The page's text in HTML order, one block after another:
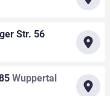
Str. 56
Wuppertal